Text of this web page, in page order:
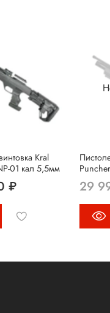
Kral
01 кал 5,5мм
₽ 29